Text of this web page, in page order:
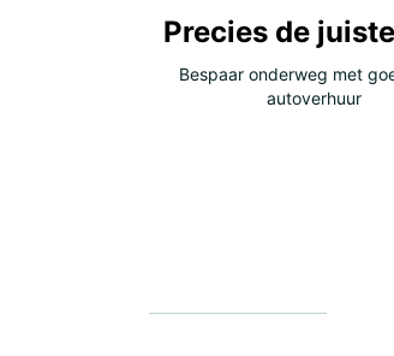
Precies de
Bespaar onderweg met
autoverhuur